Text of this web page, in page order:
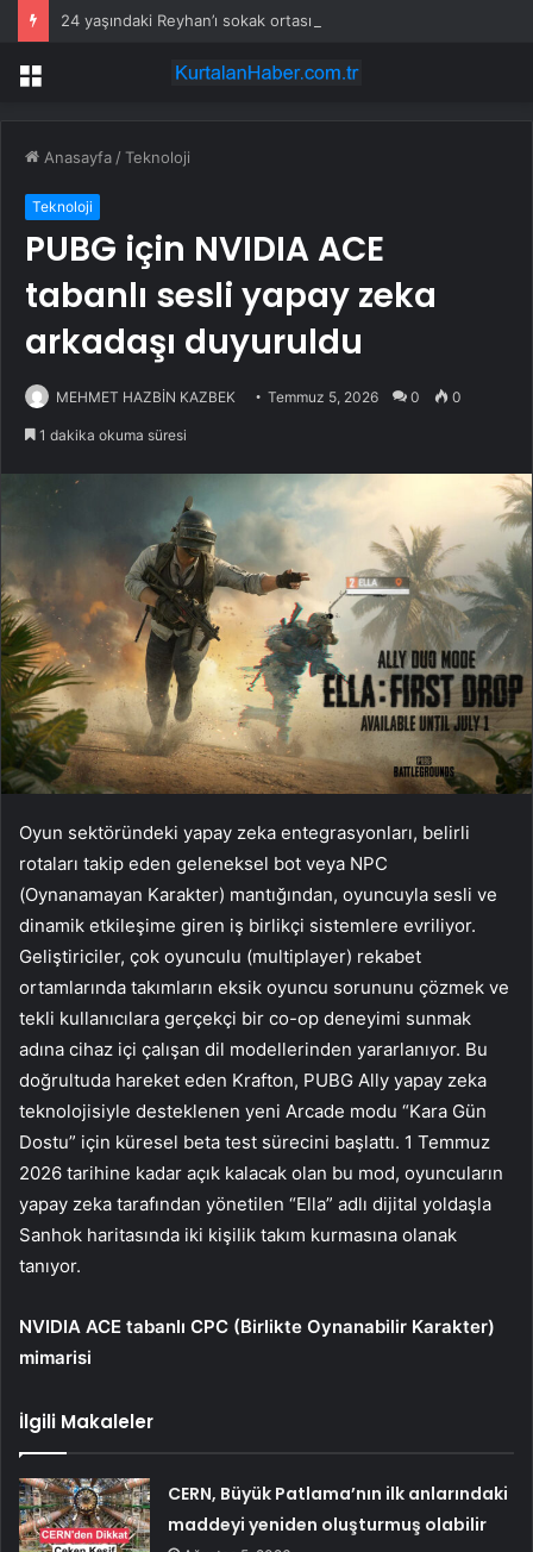
24 yaşındaki Reyhan’ı sokak ortasında öldürdüler
Menü
Anasayfa /Teknoloji
Teknoloji
PUBG için NVIDIA ACE
tabanlı sesli yapay zeka
arkadaşı duyuruldu
MEHMET HAZBİN KAZBEK Temmuz 5, 2026 0 0
1 dakika okuma süresi
Oyun sektöründeki yapay zeka entegrasyonları, belirli
rotaları takip eden geleneksel bot veya NPC
(Oynanamayan Karakter) mantığından, oyuncuyla sesli ve
dinamik etkileşime giren iş birlikçi sistemlere evriliyor.
Geliştiriciler, çok oyunculu (multiplayer) rekabet
ortamlarında takımların eksik oyuncu sorununu çözmek ve
tekli kullanıcılara gerçekçi bir co-op deneyimi sunmak
adına cihaz içi çalışan dil modellerinden yararlanıyor. Bu
doğrultuda hareket eden Krafton, PUBG Ally yapay zeka
teknolojisiyle desteklenen yeni Arcade modu “Kara Gün
Dostu” için küresel beta test sürecini başlattı. 1 Temmuz
2026 tarihine kadar açık kalacak olan bu mod, oyuncuların
yapay zeka tarafından yönetilen “Ella” adlı dijital yoldaşla
Sanhok haritasında iki kişilik takım kurmasına olanak
tanıyor.
NVIDIA ACE tabanlı CPC (Birlikte Oynanabilir Karakter)
mimarisi
İlgili Makaleler
CERN, Büyük Patlama’nın ilk anlarındaki
maddeyi yeniden oluşturmuş olabilir